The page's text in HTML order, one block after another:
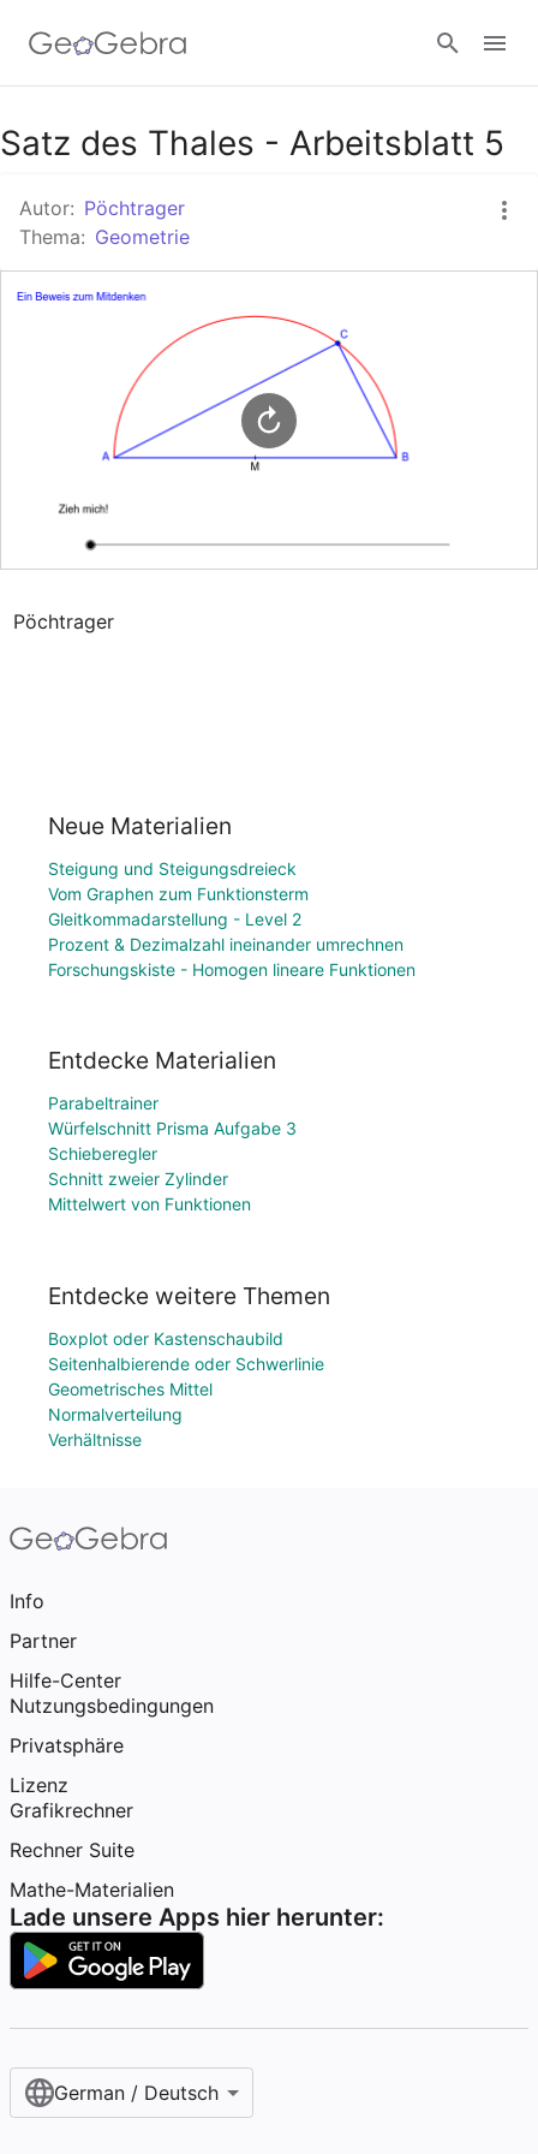
Google Classroom
GeoGebra Classroom
Satz des Thales - Arbeitsblatt 5
Autor: Pöchtrager
Thema: Geometrie
Pöchtrager
Neue Materialien
Steigung und Steigungsdreieck
Vom Graphen zum Funktionsterm
Gleitkommadarstellung - Level 2
Prozent & Dezimalzahl ineinander umrechnen
Forschungskiste - Homogen lineare Funktionen
Entdecke Materialien
Parabeltrainer
Würfelschnitt Prisma Aufgabe 3
Schieberegler
Schnitt zweier Zylinder
Mittelwert von Funktionen
Entdecke weitere Themen
Boxplot oder Kastenschaubild
Seitenhalbierende oder Schwerlinie
Geometrisches Mittel
Normalverteilung
Verhältnisse
Info
Partner
Hilfe-Center
Nutzungsbedingungen
Privatsphäre
Lizenz
Grafikrechner
Rechner Suite
Mathe-Materialien
Lade unsere Apps hier herunter:
German / Deutsch